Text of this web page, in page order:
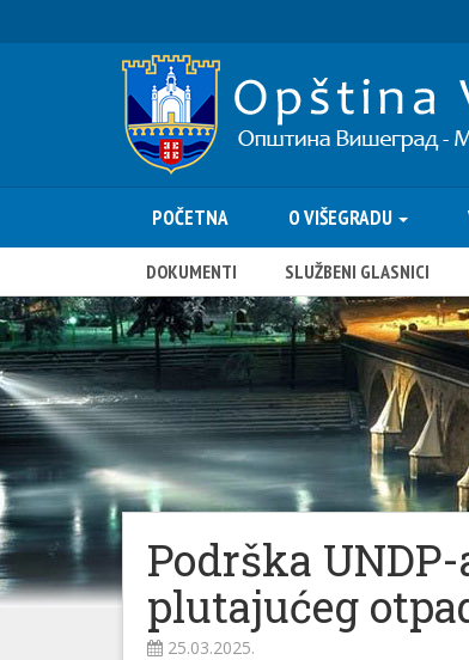
POČETNA O VIŠEGRADU
DOKUMENTI SLUŽBENI GLASNICI
Podrška
plutajućeg
25.03.2025.